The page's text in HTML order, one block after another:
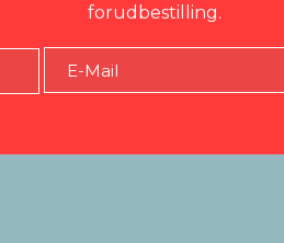
forudbestilling.